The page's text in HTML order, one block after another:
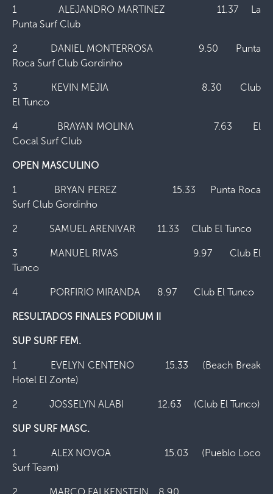
1 ALEJANDRO MARTINEZ 11.37 La
Punta Surf Club
2 DANIEL MONTERROSA 9.50 Punta
Roca Surf Club Gordinho
3 KEVIN MEJIA 8.30 Club
El Tunco
4 BRAYAN MOLINA 7.63 El
Cocal Surf Club
OPEN MASCULINO
1 BRYAN PEREZ 15.33 Punta Roca
Surf Club Gordinho
2 SAMUEL ARENIVAR 11.33 Club El Tunco
3 MANUEL RIVAS 9.97 Club El
Tunco
4 PORFIRIO MIRANDA 8.97 Club El Tunco
RESULTADOS FINALES PODIUM II
SUP SURF FEM.
1 EVELYN CENTENO 15.33 (Beach Break
Hotel El Zonte)
2 JOSSELYN ALABI 12.63 (Club El Tunco)
SUP SURF MASC.
1 ALEX NOVOA 15.03 (Pueblo Loco
Surf Team)